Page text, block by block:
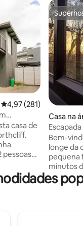
hóspedes
4,97 de uma avaliação
4,97 (281)
casa de
Fi de
e DStv
Casa na
imersa
Bem-
longe da
pequena
minutos
para se
tranquila